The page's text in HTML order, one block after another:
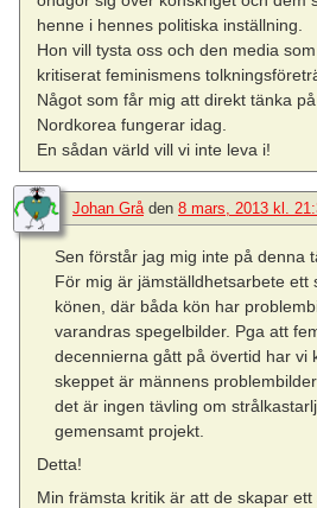
henne i hennes politiska inställning.
Hon vill tysta oss och den media
kritiserat feminismens
Något som får mig att direkt tänka
Nordkorea fungerar idag.
En sådan värld vill vi inte leva i!
Johan Grå den 8 mars, 2013 kl.
Sen förstår jag mig inte på denna
För mig är jämställdhetsarbete ett
könen, där båda kön har
varandras spegelbilder. Pga att
decennierna gått på övertid har vi
skeppet är männens
det är ingen tävling om
gemensamt projekt.
Detta!
Min främsta kritik är att de skapar